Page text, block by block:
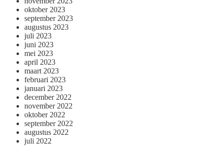
oktober 2023
september 2023
augustus 2023
juli 2023
juni 2023
mei 2023
april 2023
maart 2023
februari 2023
januari 2023
december 2022
november 2022
oktober 2022
september 2022
augustus 2022
juli 2022